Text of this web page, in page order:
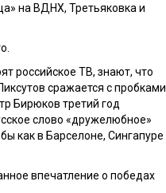
на ВДНХ, Третьяковка и
российское ТВ, знают, что
сражается с пробками
Бирюков третий год
слово «дружелюбное»
как в Барселоне, Сингапуре
впечатление о победах